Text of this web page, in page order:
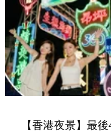
【香港夜景】最